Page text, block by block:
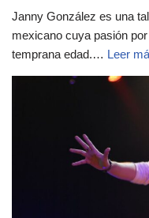
Janny González es una
mexicano cuya pasión
temprana edad.… Leer